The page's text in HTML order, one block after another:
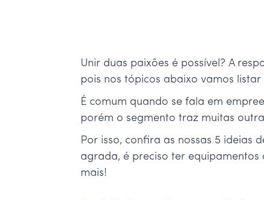
Unir duas paixões é possível? A
pois nos tópicos abaixo vamos
É comum quando se fala em
porém o segmento traz muitas
Por isso, confira as nossas 5 ideias
agrada, é preciso ter
mais!